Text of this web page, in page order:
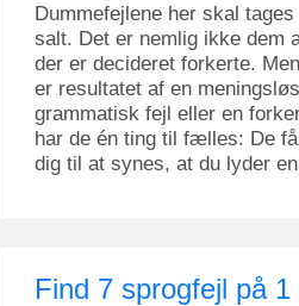
Dummefejlene her skal
salt. Det er nemlig ikke dem
der er decideret forkerte.
er resultatet af en
grammatisk fejl eller en
har de én ting til fælles: De
dig til at synes, at du lyder
Find 7 sprogfejl på 1